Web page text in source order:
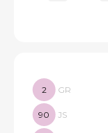
2 GR
90 JS